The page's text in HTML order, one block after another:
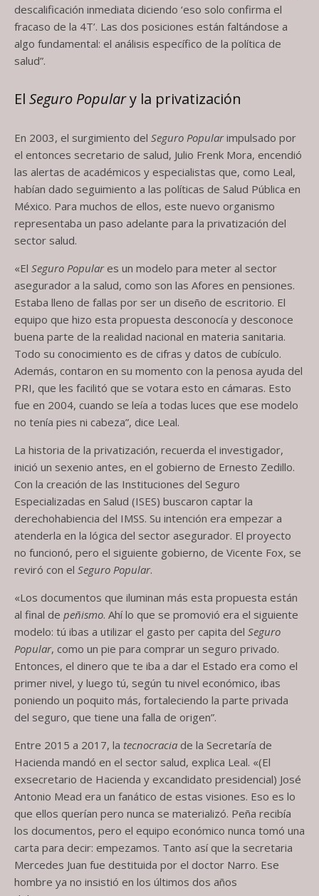
descalificación inmediata diciendo ‘eso solo confirma el
fracaso de la 4T’. Las dos posiciones están faltándose a
algo fundamental: el análisis específico de la política de
salud”.
El Seguro Populary la privatización
En 2003, el surgimiento del Seguro Popularimpulsado por
el entonces secretario de salud, Julio Frenk Mora, encendió
las alertas de académicos y especialistas que, como Leal,
habían dado seguimiento a las políticas de Salud Pública en
México. Para muchos de ellos, este nuevo organismo
representaba un paso adelante para la privatización del
sector salud.
«El Seguro Populares un modelo para meter al sector
asegurador a la salud, como son las Afores en pensiones.
Estaba lleno de fallas por ser un diseño de escritorio. El
equipo que hizo esta propuesta desconocía y desconoce
buena parte de la realidad nacional en materia sanitaria.
Todo su conocimiento es de cifras y datos de cubículo.
Además, contaron en su momento con la penosa ayuda del
PRI, que les facilitó que se votara esto en cámaras. Esto
fue en 2004, cuando se leía a todas luces que ese modelo
no tenía pies ni cabeza”, dice Leal.
La historia de la privatización, recuerda el investigador,
inició un sexenio antes, en el gobierno de Ernesto Zedillo.
Con la creación de las Instituciones del Seguro
Especializadas en Salud (ISES) buscaron captar la
derechohabiencia del IMSS. Su intención era empezar a
atenderla en la lógica del sector asegurador. El proyecto
no funcionó, pero el siguiente gobierno, de Vicente Fox, se
reviró con el Seguro Popular.
«Los documentos que iluminan más esta propuesta están
al final de peñismo. Ahí lo que se promovió era el siguiente
modelo: tú ibas a utilizar el gasto per capita del Seguro
Popular, como un pie para comprar un seguro privado.
Entonces, el dinero que te iba a dar el Estado era como el
primer nivel, y luego tú, según tu nivel económico, ibas
poniendo un poquito más, fortaleciendo la parte privada
del seguro, que tiene una falla de origen”.
Entre 2015 a 2017, la tecnocracia de la Secretaría de
Hacienda mandó en el sector salud, explica Leal. «(El
exsecretario de Hacienda y excandidato presidencial) José
Antonio Mead era un fanático de estas visiones. Eso es lo
que ellos querían pero nunca se materializó. Peña recibía
los documentos, pero el equipo económico nunca tomó una
carta para decir: empezamos. Tanto así que la secretaria
Mercedes Juan fue destituida por el doctor Narro. Ese
hombre ya no insistió en los últimos dos años